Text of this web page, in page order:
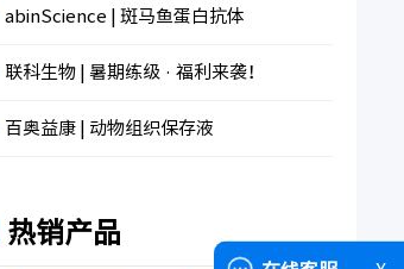
abinScience | 斑马鱼蛋白抗体
联科生物 | 暑期练级 · 福利来袭！
百奥益康 | 动物组织保存液
热销产品